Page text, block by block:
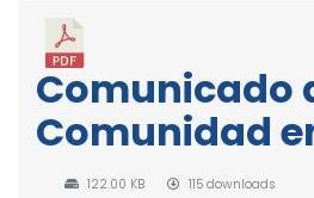
Comunicado
Comunidad
122.00 KB 115 downloads